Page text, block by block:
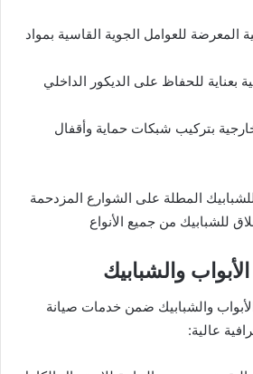
المعرضة للعوامل الجوية القاسية بمواد
بعناية للحفاظ على الديكور الداخلي
بتركيب شبكات حماية وأقفال
المطلة على الشوارع المزدحمة
للشبابيك من جميع الأنواع
والشبابيك
والشبابيك ضمن خدمات صيانة